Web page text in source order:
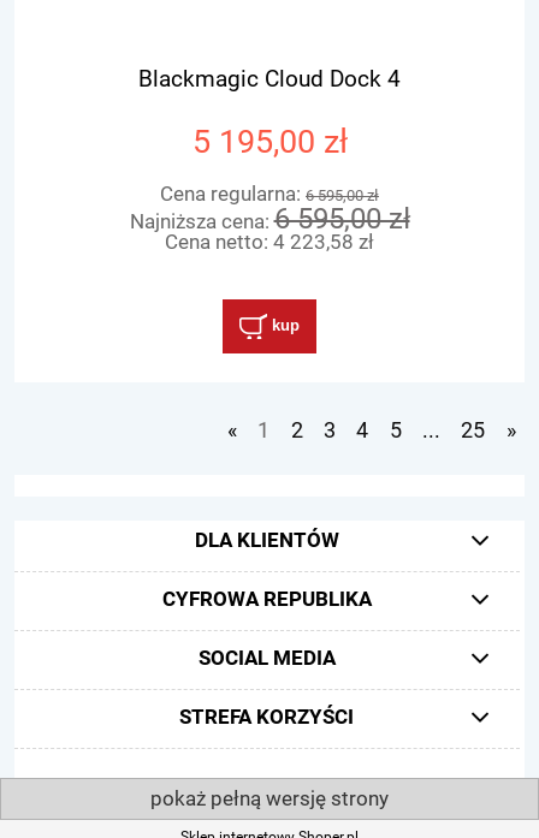
Blackmagic Cloud Dock 4
5 195,00 zł
Cena regularna: 6 595,00 zł
Najniższa cena:6 595,00 zł
Cena netto: 4 223,58 zł
kup
« 1 2 3 4 5 ... 25 »
DLA KLIENTÓW
CYFROWA REPUBLIKA
SOCIAL MEDIA
STREFA KORZYŚCI
pokaż pełną wersję strony